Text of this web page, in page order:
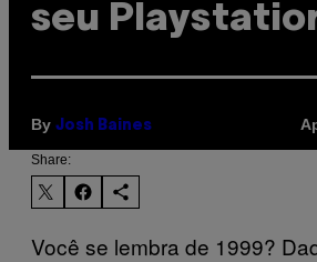
seu
By Josh Baines
Share:
Você se lembra de 1999?